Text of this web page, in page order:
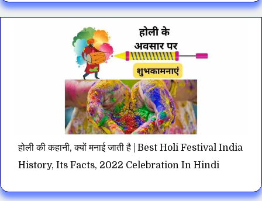
होली की कहानी, क्यों मनाई जाती है | Best Holi Festival India
History, Its Facts, 2022 Celebration In Hindi